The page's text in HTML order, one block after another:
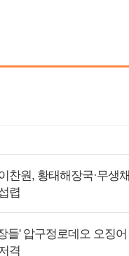
찬원, 황태해장국·무생
렵
들' 압구정로데오 오징
격